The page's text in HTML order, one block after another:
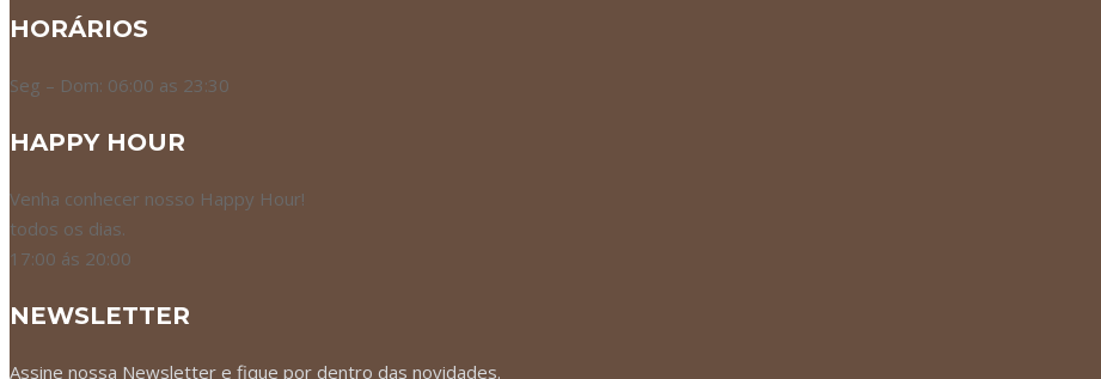
HORÁRIOS
Seg – Dom: 06:00 as 23:30
HAPPY HOUR
Venha conhecer nosso Happy Hour!
todos os dias.
17:00 ás 20:00
NEWSLETTER
Assine nossa Newsletter e fique por dentro das novidades.